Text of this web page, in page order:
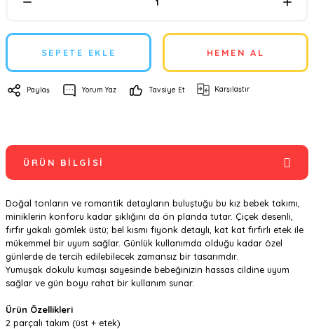
SEPETE EKLE HEMEN AL
Paylaş Yorum Yaz Tavsiye Et Karşılaştır
ÜRÜN BILGISI
Doğal tonların ve romantik detayların buluştuğu bu kız bebek takımı,
miniklerin konforu kadar şıklığını da ön planda tutar. Çiçek desenli,
fırfır yakalı gömlek üstü; bel kısmı fiyonk detaylı, kat kat fırfırlı etek ile
mükemmel bir uyum sağlar. Günlük kullanımda olduğu kadar özel
günlerde de tercih edilebilecek zamansız bir tasarımdır.
Yumuşak dokulu kumaşı sayesinde bebeğinizin hassas cildine uyum
sağlar ve gün boyu rahat bir kullanım sunar.
Ürün Özellikleri
2 parçalı takım (üst + etek)